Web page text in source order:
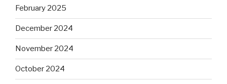
February 2025
December 2024
November 2024
October 2024